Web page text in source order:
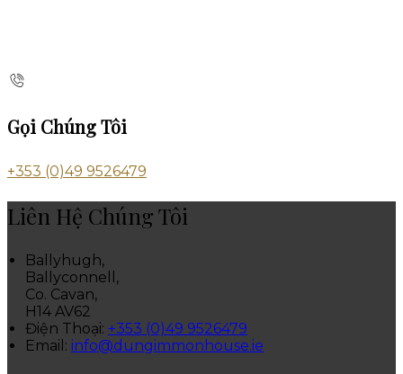
Gọi Chúng Tôi
+353 (0)49 9526479
Liên Hệ Chúng Tôi
Ballyhugh,
Ballyconnell,
Co. Cavan,
H14 AV62
Điện Thoại: +353 (0)49 9526479
Email: info@dungimmonhouse.ie